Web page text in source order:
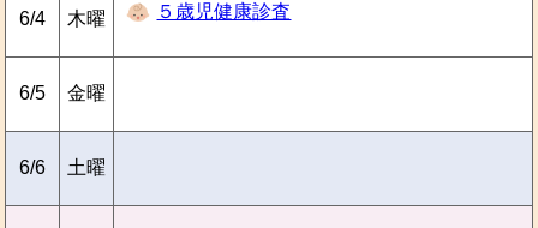
6/4 木曜 ５歳児健康診査
6/5 金曜
6/6 土曜